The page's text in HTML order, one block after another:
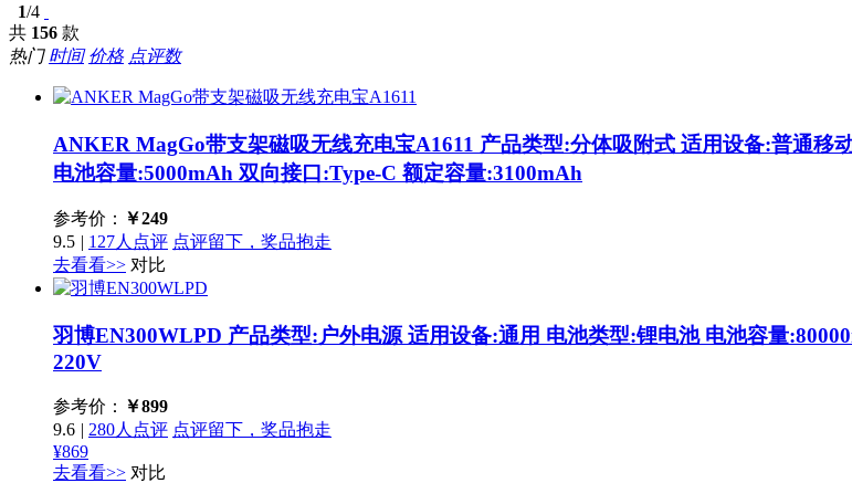
1/4
共 156 款
热门 时间 价格 点评数
ANKER MagGo带支架磁吸无线充电宝A1611 产品类型:分体吸附式 适用设备:普通移
电池容量:5000mAh 双向接口:Type-C 额定容量:3100mAh
参考价： ￥249
9.5 | 127人点评 点评留下，奖品抱走
去看看>> 对比
羽博EN300WLPD 产品类型:户外电源 适用设备:通用 电池类型:锂电池 电池容量
220V
参考价： ￥899
9.6 | 280人点评 点评留下，奖品抱走
¥869
去看看>> 对比